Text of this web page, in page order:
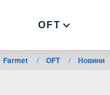
OFT
Farmet / OFT / Новини